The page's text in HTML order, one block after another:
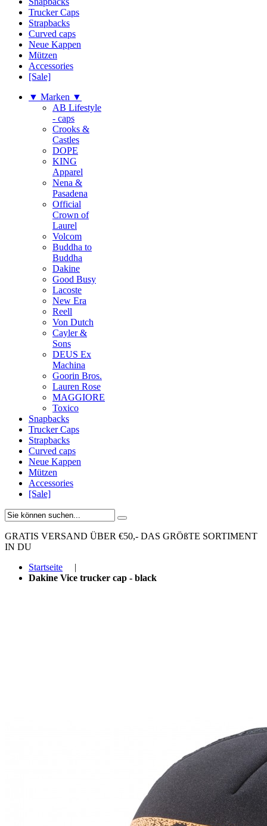
Trucker Caps
Strapbacks
Curved caps
Neue Kappen
Mützen
Accessories
[Sale]
▼ Marken ▼
AB Lifestyle
- caps
Crooks &
Castles
DOPE
KING
Apparel
Nena &
Pasadena
Official
Crown of
Laurel
Volcom
Buddha to
Buddha
Dakine
Good Busy
Lacoste
New Era
Reell
Von Dutch
Cayler &
Sons
DEUS Ex
Machina
Goorin Bros.
Lauren Rose
MAGGIORE
Toxico
Snapbacks
Trucker Caps
Strapbacks
Curved caps
Neue Kappen
Mützen
Accessories
[Sale]
GRATIS VERSAND ÜBER €50,- DAS GRÖßTE SORTIMENT
IN DU
Startseite
|
Dakine Vice trucker cap - black